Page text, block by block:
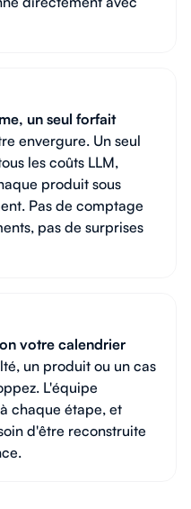
un seul forfait
envergure. Un seul
les coûts LLM,
produit sous
Pas de comptage
pas de surprises
votre calendrier
un produit ou un cas
L'équipe
chaque étape, et
d'être reconstruite